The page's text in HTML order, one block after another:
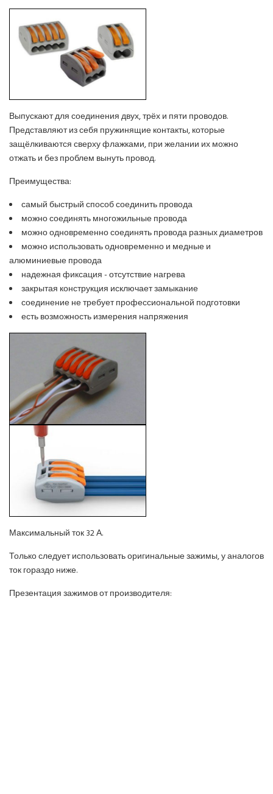
Выпускают для соединения двух, трёх и пяти проводов.
Представляют из себя пружинящие контакты, которые
защёлкиваются сверху флажками, при желании их можно
отжать и без проблем вынуть провод.
Преимущества:
самый быстрый способ соединить провода
можно соединять многожильные провода
можно одновременно соединять провода разных диаметров
можно использовать одновременно и медные и
алюминиевые провода
надежная фиксация - отсутствие нагрева
закрытая конструкция исключает замыкание
соединение не требует профессиональной подготовки
есть возможность измерения напряжения
Максимальный ток 32 А.
Только следует использовать оригинальные зажимы, у аналогов
ток гораздо ниже.
Презентация зажимов от производителя: